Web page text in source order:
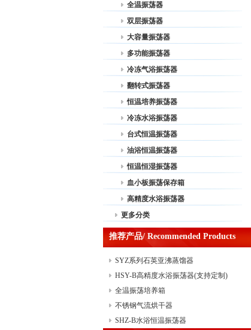
全温振荡器
双层振荡器
大容量振荡器
多功能振荡器
冷冻气浴振荡器
翻转式振荡器
恒温培养振荡器
冷冻水浴振荡器
台式恒温振荡器
油浴恒温振荡器
恒温恒湿振荡器
血小板振荡保存箱
高精度水浴振荡器
更多分类
推荐产品/ Recommended Products
SYZ系列石英亚沸蒸馏器
HSY-B高精度水浴振荡器(支持定制)
全温振荡培养箱
不锈钢气流烘干器
SHZ-B水浴恒温振荡器